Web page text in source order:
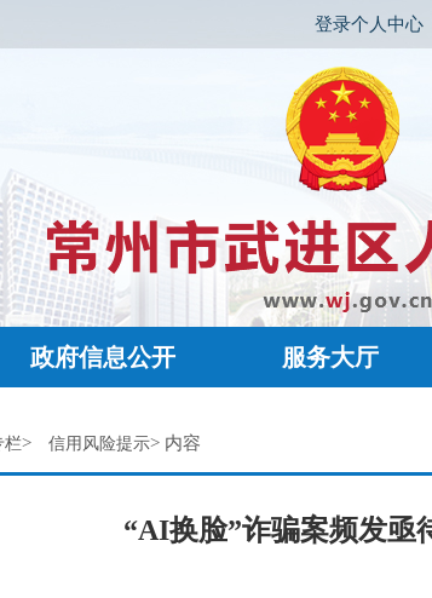
登录个人中心
政府信息公开 服务大厅
栏> 信用风险提示> 内容
“AI换脸”诈骗案频发亟